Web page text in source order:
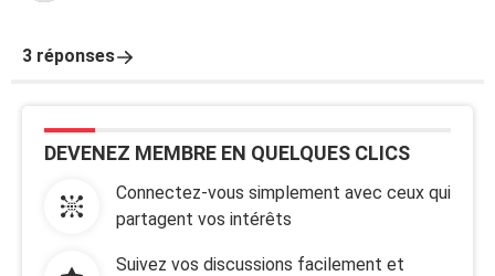
3 réponses
DEVENEZ MEMBRE EN QUELQUES CLICS
Connectez-vous simplement avec ceux qui
partagent vos intérêts
Suivez vos discussions facilement et